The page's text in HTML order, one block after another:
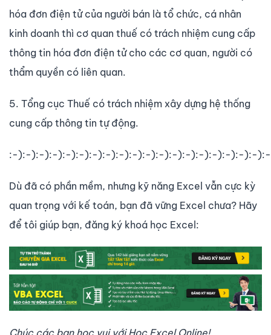
hóa đơn điện tử của người bán là tổ chức, cá nhân
kinh doanh thì cơ quan thuế có trách nhiệm cung cấp
thông tin hóa đơn điện tử cho các cơ quan, người có
thẩm quyền có liên quan.
5. Tổng cục Thuế có trách nhiệm xây dựng hệ thống
cung cấp thông tin tự động.
:-):-):-):-):-):-):-):-):-):-):-):-):-):-):-):-):-):-):-
Dù đã có phần mềm, nhưng kỹ năng Excel vẫn cực kỳ
quan trọng với kế toán, bạn đã vững Excel chưa? Hãy
để tôi giúp bạn, đăng ký khoá học Excel: